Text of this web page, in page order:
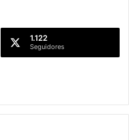
1.122
Seguidores